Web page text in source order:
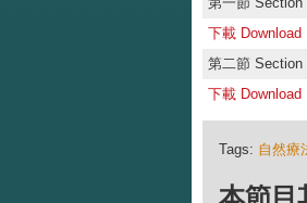
下載 Download
第二節 Section
下載 Download
Tags: 自然療
本節